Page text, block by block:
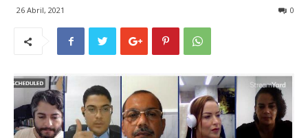
26 Abril, 2021 0